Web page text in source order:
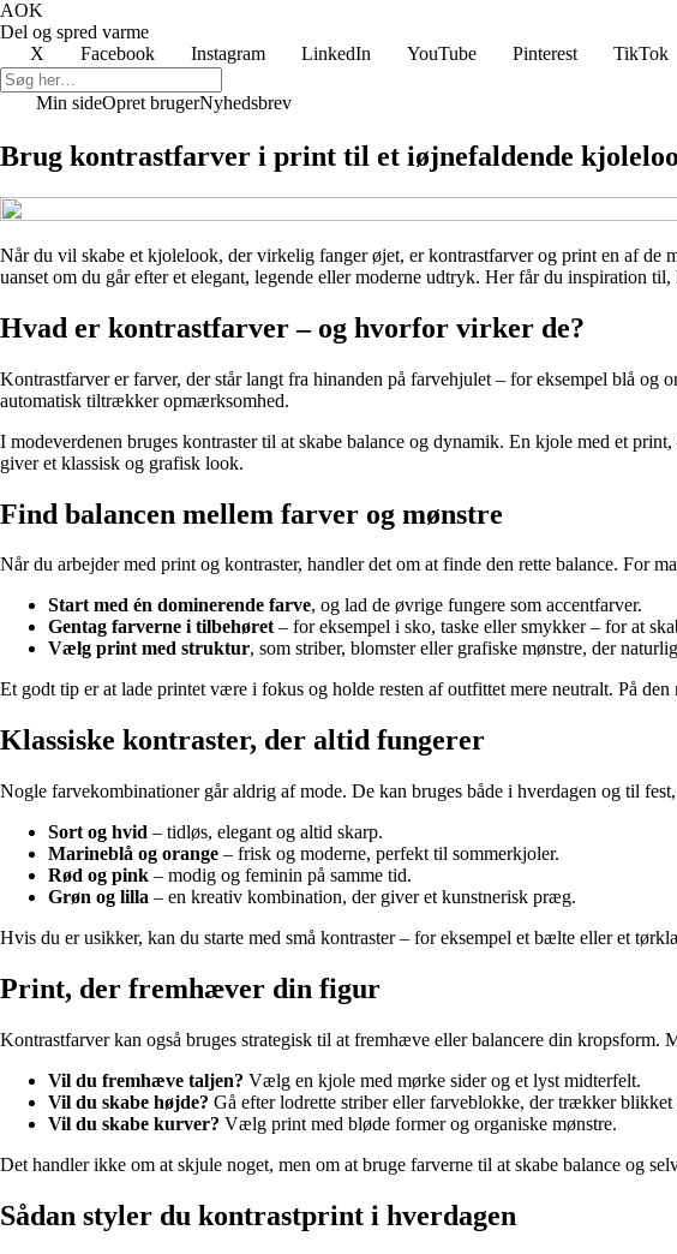
AOK
Del og spred varme
X
Facebook Instagram LinkedIn YouTube Pinterest TikTok
Min sideOpret brugerNyhedsbrev
Brug kontrastfarver i print til et iøjnefaldende
Når du vil skabe et kjolelook, der virkelig fanger øjet, er kontrastfarver og print en af
uanset om du går efter et elegant, legende eller moderne udtryk. Her får du inspiration
Hvad er kontrastfarver – og hvorfor virker de?
Kontrastfarver er farver, der står langt fra hinanden på farvehjulet – for eksempel blå
automatisk tiltrækker opmærksomhed.
I modeverdenen bruges kontraster til at skabe balance og dynamik. En kjole med et
giver et klassisk og grafisk look.
Find balancen mellem farver og mønstre
Når du arbejder med print og kontraster, handler det om at finde den rette balance. For
Start med én dominerende farve, og lad de øvrige fungere som accentfarver.
Gentag farverne i tilbehøret– for eksempel i sko, taske eller smykker – for at
Vælg print med struktur, som striber, blomster eller grafiske mønstre, der
Et godt tip er at lade printet være i fokus og holde resten af outfittet mere neutralt. På
Klassiske kontraster, der altid fungerer
Nogle farvekombinationer går aldrig af mode. De kan bruges både i hverdagen og til
Sort og hvid – tidløs, elegant og altid skarp.
Marineblå og orange – frisk og moderne, perfekt til sommerkjoler.
Rød og pink – modig og feminin på samme tid.
Grøn og lilla – en kreativ kombination, der giver et kunstnerisk præg.
Hvis du er usikker, kan du starte med små kontraster – for eksempel et bælte eller et
Print, der fremhæver din figur
Kontrastfarver kan også bruges strategisk til at fremhæve eller balancere din
Vil du fremhæve taljen? Vælg en kjole med mørke sider og et lyst midterfelt.
Vil du skabe højde? Gå efter lodrette striber eller farveblokke, der trækker blikket
Vil du skabe kurver? Vælg print med bløde former og organiske mønstre.
Det handler ikke om at skjule noget, men om at bruge farverne til at skabe balance og
Sådan styler du kontrastprint i hverdagen